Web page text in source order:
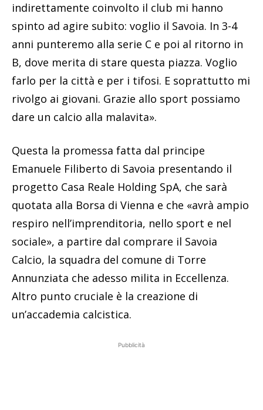
indirettamente coinvolto il club mi hanno
spinto ad agire subito: voglio il Savoia. In 3-4
anni punteremo alla serie C e poi al ritorno in
B, dove merita di stare questa piazza. Voglio
farlo per la città e per i tifosi. E soprattutto mi
rivolgo ai giovani. Grazie allo sport possiamo
dare un calcio alla malavita».
Questa la promessa fatta dal principe
Emanuele Filiberto di Savoia presentando il
progetto Casa Reale Holding SpA, che sarà
quotata alla Borsa di Vienna e che «avrà ampio
respiro nell’imprenditoria, nello sport e nel
sociale», a partire dal comprare il Savoia
Calcio, la squadra del comune di Torre
Annunziata che adesso milita in Eccellenza.
Altro punto cruciale è la creazione di
un’accademia calcistica.
Pubblicità